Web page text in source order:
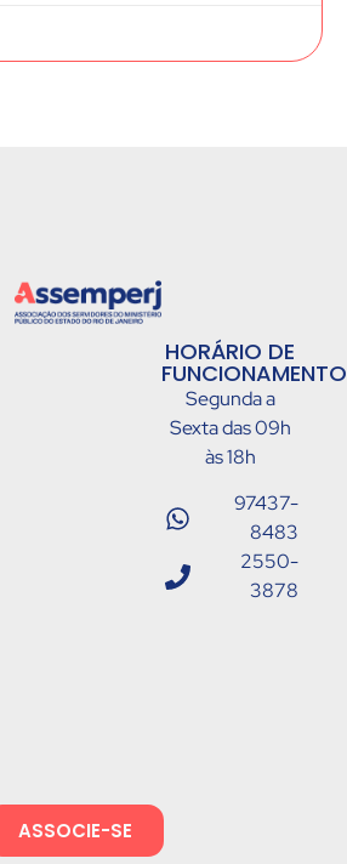
HORÁRIO DE
Segunda a
Sexta das 09h
às 18h
97437-
8483
2550-
3878
ASSOCIE-SE